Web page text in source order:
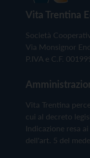
Vita Trentina
Società
Via Monsignor
P.IVA e C.F.
Vita Trentina
cui al decreto
Indicazione resa
dell'art. 5 del